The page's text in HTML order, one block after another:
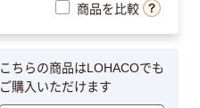
商品を比較
こちらの商品はLOHACOでも
ご購入いただけます